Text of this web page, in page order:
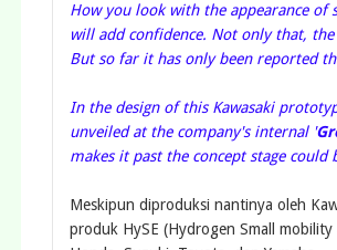
How you look with the appearance
will add confidence. Not only that,
But so far it has only been reported
In the design of this Kawasaki
unveiled at the company's internal '
makes it past the concept stage
Meskipun diproduksi nantinya oleh
produk HySE (Hydrogen Small